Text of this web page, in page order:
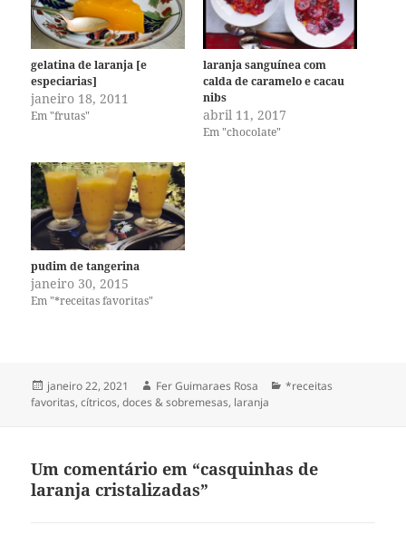
gelatina de laranja [e
especiarias]
janeiro 18, 2011
Em "frutas"
laranja sanguínea com
calda de caramelo e cacau
nibs
abril 11, 2017
Em "chocolate"
pudim de tangerina
janeiro 30, 2015
Em "*receitas favoritas"
Publicado
em
janeiro 22, 2021 Autor
Fer Guimaraes Rosa Categorias
*receitas
favoritas,cítricos,doces & sobremesas, laranja
Um comentário em “casquinhas de
laranja cristalizadas”